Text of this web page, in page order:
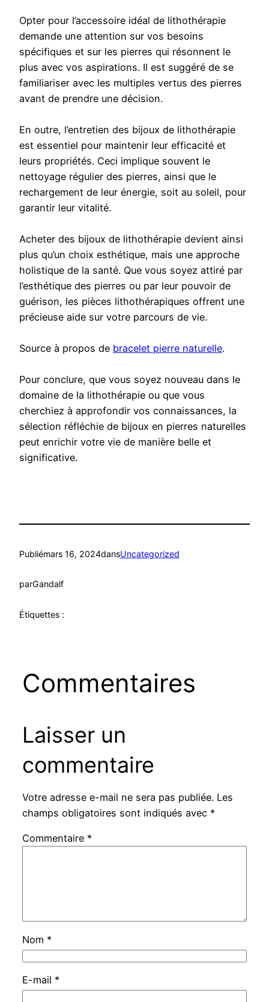
Opter pour l’accessoire idéal de lithothérapie
demande une attention sur vos besoins
spécifiques et sur les pierres qui résonnent le
plus avec vos aspirations. Il est suggéré de se
familiariser avec les multiples vertus des pierres
avant de prendre une décision.
En outre, l’entretien des bijoux de lithothérapie
est essentiel pour maintenir leur efficacité et
leurs propriétés. Ceci implique souvent le
nettoyage régulier des pierres, ainsi que le
rechargement de leur énergie, soit au soleil, pour
garantir leur vitalité.
Acheter des bijoux de lithothérapie devient ainsi
plus qu’un choix esthétique, mais une approche
holistique de la santé. Que vous soyez attiré par
l’esthétique des pierres ou par leur pouvoir de
guérison, les pièces lithothérapiques offrent une
précieuse aide sur votre parcours de vie.
Source à propos de bracelet pierre naturelle.
Pour conclure, que vous soyez nouveau dans le
domaine de la lithothérapie ou que vous
cherchiez à approfondir vos connaissances, la
sélection réfléchie de bijoux en pierres naturelles
peut enrichir votre vie de manière belle et
significative.
Publiémars 16, 2024dansUncategorized
parGandalf
Étiquettes :
Commentaires
Laisser un
commentaire
Votre adresse e-mail ne sera pas publiée. Les
champs obligatoires sont indiqués avec *
Commentaire *
Nom *
E-mail *